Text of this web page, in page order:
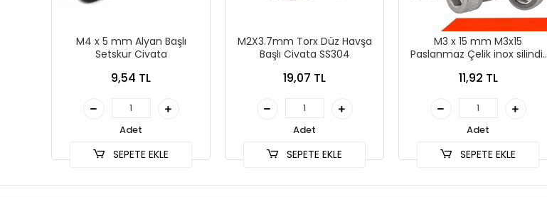
M4 x 5 mm Alyan Başlı
Setskur Civata
9,54 TL
Adet
SEPETE EKLE
M2X3.7mm Torx Düz Havşa
Başlı Civata SS304
19,07 TL
Adet
SEPETE EKLE
M3 x 15 mm M3x15
Paslanmaz Çelik inox silindir
Civata
11,92 TL
Adet
SEPETE EKLE